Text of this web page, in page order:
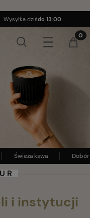
Wysyłka dziśdo 13:00
Świeża kawa Dobór
i instytucji